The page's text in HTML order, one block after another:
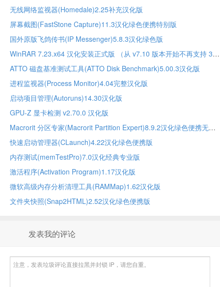
无线网络监视器(Homedale)2.25补充汉化版
屏幕截图(FastStone Capture)11.3汉化绿色便携特别版
国外原版飞鸽传书(IP Messenger)5.8.3汉化绿色版
WinRAR 7.23.x64 汉化安装正式版 （从 v7.10 版本开始不再支持 32 位系统）
ATTO 磁盘基准测试工具(ATTO Disk Benchmark)5.00.3汉化版
进程监视器(Process Monitor)4.04完整汉化版
启动项目管理(Autoruns)14.30汉化版
GPU-Z 显卡检测 v2.70.0 汉化版
Macrorit 分区专家(Macrorit Partition Expert)8.9.2汉化绿色便携无限版
快速启动管理器(CLaunch)4.22汉化绿色便携版
内存测试(memTestPro)7.0汉化经典专业版
激活程序(Activation Program)1.17汉化版
微软高级内存分析清理工具(RAMMap)1.62汉化版
文件夹快照(Snap2HTML)2.52汉化绿色便携版
发表我的评论